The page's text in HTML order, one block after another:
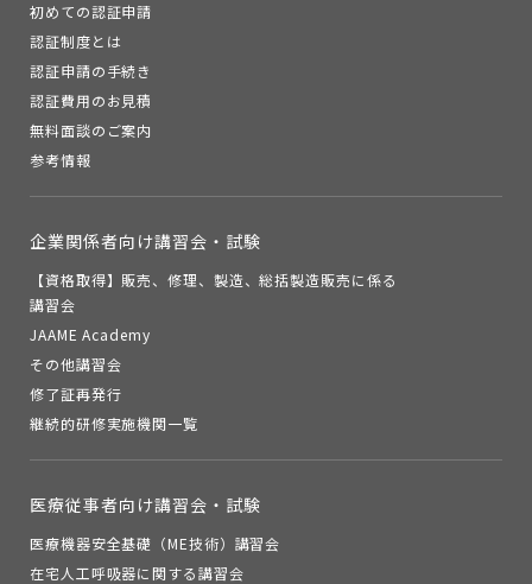
初めての認証申請
認証制度とは
認証申請の手続き
認証費用のお見積
無料面談のご案内
参考情報
企業関係者向け講習会・試験
【資格取得】販売、修理、製造、総括製造販売に係る
講習会
JAAME Academy
その他講習会
修了証再発行
継続的研修実施機関一覧
医療従事者向け講習会・試験
医療機器安全基礎（ME技術）講習会
在宅人工呼吸器に関する講習会